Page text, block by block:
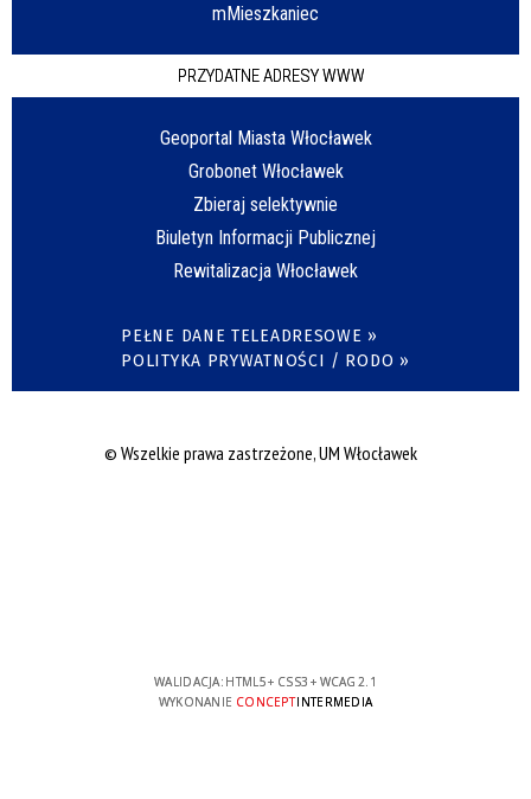
mMieszkaniec
PRZYDATNE ADRESY WWW
Geoportal Miasta Włocławek
Grobonet Włocławek
Zbieraj selektywnie
Biuletyn Informacji Publicznej
Rewitalizacja Włocławek
PEŁNE DANE TELEADRESOWE »
POLITYKA PRYWATNOŚCI / RODO »
© Wszelkie prawa zastrzeżone, UM Włocławek
WALIDACJA: HTML5+ CSS3 + WCAG 2.1
WYKONANIE CONCEPTINTERMEDIA